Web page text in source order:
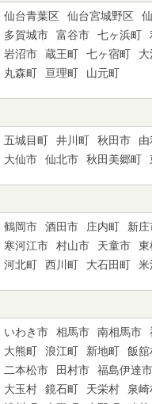
仙台青葉区 仙台宮城野区
多賀城市
富谷市 七ヶ浜町
岩沼市
蔵王町 七ヶ宿町
丸森町
亘理町 山元町
五城目町 井川町 秋田市
大仙市
仙北市 秋田美郷町
鶴岡市 酒田市 庄内町 新庄
寒河江市
村山市 天童市 東
河北町
西川町 大石田町 米
いわき市 相馬市 南相馬市
大熊町
浪江町 新地町 飯舘
二本松市
田村市 福島伊達市
大玉村
鏡石町 天栄村 泉崎